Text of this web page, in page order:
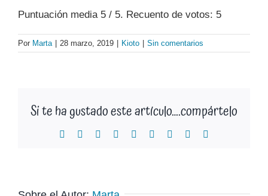
Puntuación media 5 / 5. Recuento de votos: 5
Por Marta 28 marzo, 2019 Kioto Sin comentarios
Si te ha gustado este artículo….compártelo
Facebook Reddit LinkedInWhatsApp
TumblrPinterest